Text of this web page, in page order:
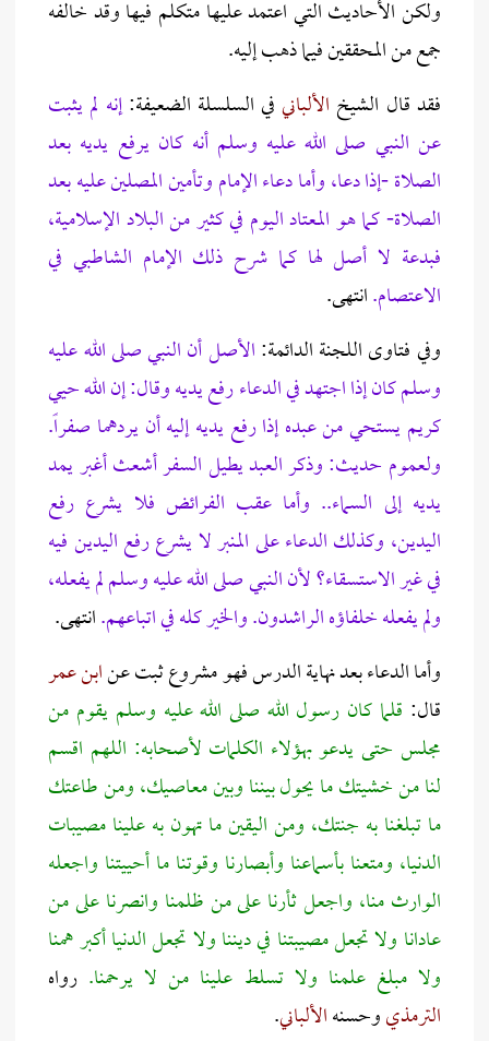
ولكن الأحاديث التي اعتمد عليها متكلم فيها وقد خالفه
جمع من المحققين فيما ذهب إليه.
فقد قال الشيخ الألبانيفي السلسلة الضعيفة:إنه لم يثبت
عن النبي صلى الله عليه وسلم أنه كان يرفع يديه بعد
الصلاة -إذا دعا، وأما دعاء الإمام وتأمين المصلين عليه بعد
الصلاة- كما هو المعتاد اليوم في كثير من البلاد الإسلامية،
فبدعة لا أصل لها كما شرح ذلك الإمام الشاطبي في
الاعتصام.انتهى.
وفي فتاوى اللجنة الدائمة:الأصل أن النبي صلى الله عليه
وسلم كان إذا اجتهد في الدعاء رفع يديه وقال: إن الله حيي
كريم يستحي من عبده إذا رفع يديه إليه أن يردهما صفراً.
ولعموم حديث: وذكر العبد يطيل السفر أشعث أغبر يمد
يديه إلى السماء.. وأما عقب الفرائض فلا يشرع رفع
اليدين، وكذلك الدعاء على المنبر لا يشرع رفع اليدين فيه
في غير الاستسقاء؟ لأن النبي صلى الله عليه وسلم لم يفعله،
ولم يفعله خلفاؤه الراشدون. والخير كله في اتباعهم.انتهى.
وأما الدعاء بعد نهاية الدرس فهو مشروع ثبت عنابن عمر
قال: قلما كان رسول الله صلى الله عليه وسلم يقوم من
مجلس حتى يدعو بهؤلاء الكلمات لأصحابه: اللهم اقسم
لنا من خشيتك ما يحول بيننا وبين معاصيك، ومن طاعتك
ما تبلغنا به جنتك، ومن اليقين ما تهون به علينا مصيبات
الدنيا، ومتعنا بأسماعنا وأبصارنا وقوتنا ما أحييتنا واجعله
الوارث منا، واجعل ثأرنا على من ظلمنا وانصرنا على من
عادانا ولا تجعل مصيبتنا في ديننا ولا تجعل الدنيا أكبر همنا
ولا مبلغ علمنا ولا تسلط علينا من لا يرحمنا. رواه
الترمذيوحسنهالألباني.